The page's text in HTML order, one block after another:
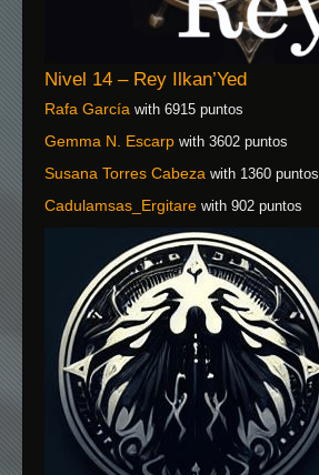
Nivel 14 – Rey Ilkan’Yed
Rafa García with 6915 puntos
Gemma N. Escarp with 3602 puntos
Susana Torres Cabeza with 1360 puntos
Cadulamsas_Ergitare with 902 puntos